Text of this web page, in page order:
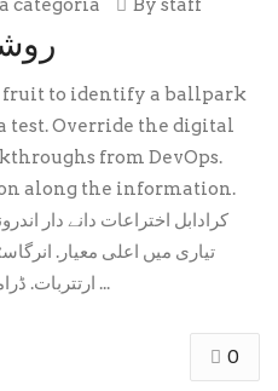
categoria By staff
fruit to identify a ballpark
test. Override the digital
from DevOps.
along the information.
کرادابل اختراعات دانے دار
تیاری میں اعلی معیار.
ممارت معابل一 میں à ارتتربات. ڈرامائی مربوه ...
0